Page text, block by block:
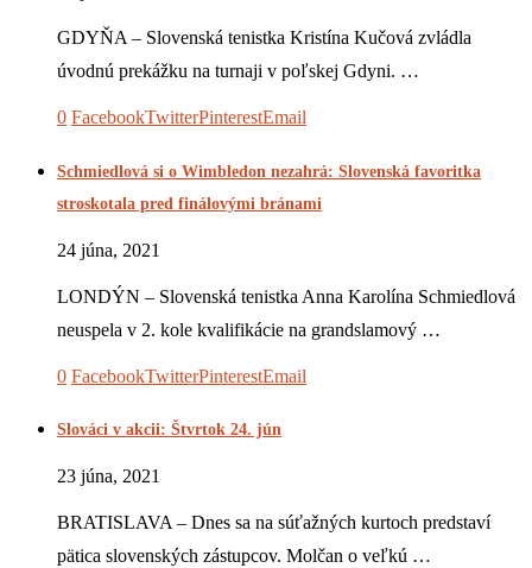
GDYŇA – Slovenská tenistka Kristína Kučová zvládla
úvodnú prekážku na turnaji v poľskej Gdyni. …
0 FacebookTwitterPinterestEmail
Schmiedlová si o Wimbledon nezahrá: Slovenská favoritka
stroskotala pred finálovými bránami
24 júna, 2021
LONDÝN – Slovenská tenistka Anna Karolína Schmiedlová
neuspela v 2. kole kvalifikácie na grandslamový …
0 FacebookTwitterPinterestEmail
Slováci v akcii: Štvrtok 24. jún
23 júna, 2021
BRATISLAVA – Dnes sa na súťažných kurtoch predstaví
pätica slovenských zástupcov. Molčan o veľkú …